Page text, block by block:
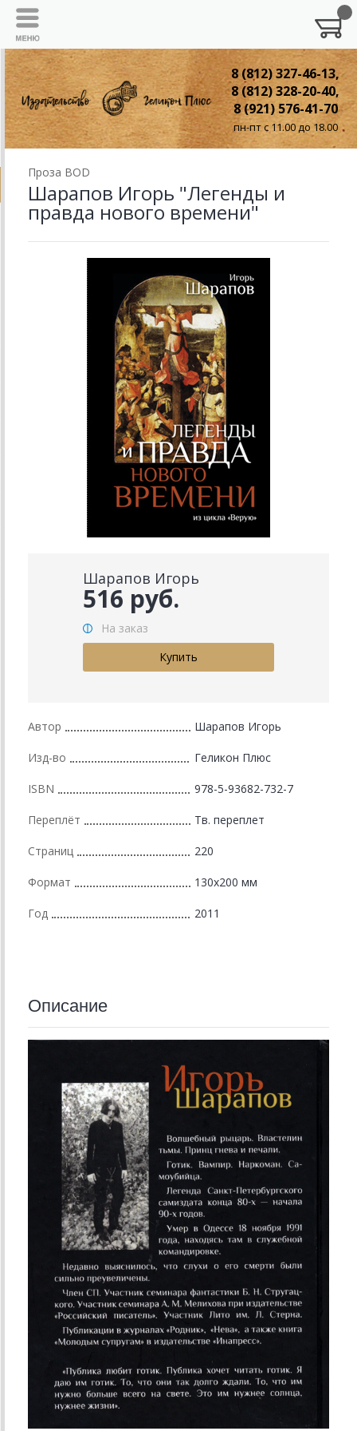
8 (812) 327-46-13,
8 (812) 328-20-40,
8 (921) 576-41-70
пн-пт с 11.00 до 18.00
Проза BOD
Шарапов Игорь "Легенды и
правда нового времени"
Шарапов Игорь
516 руб.
На заказ
Автор Шарапов Игорь
Изд-во Геликон Плюс
ISBN 978-5-93682-732-7
Переплёт Тв. переплет
Страниц 220
Формат 130х200 мм
Год 2011
Описание